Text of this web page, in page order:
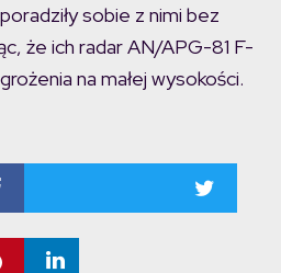
sobie z nimi bez
że ich radar AN/APG-81 F-
na małej wysokości.